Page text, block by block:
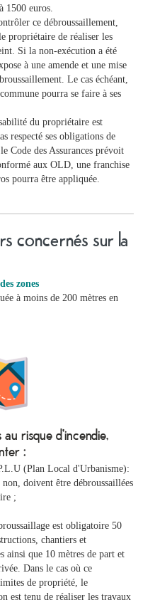
1500 euros.
ce débroussaillement,
propriétaire de réaliser les
Si la non-exécution a été
à une amende et une mise
Le cas échéant,
pourra se faire à ses
du propriétaire est
respecté ses obligations de
Code des Assurances prévoit
aux OLD, une franchise
pourra être appliquée.
concernés sur la
zones
à moins de 200 mètres en
risque d'incendie,
:
(Plan Local d'Urbanisme):
doivent être débroussaillées
;
est obligatoire 50
chantiers et
ainsi que 10 mètres de part et
Dans le cas où ce
de propriété, le
est tenu de réaliser les travaux